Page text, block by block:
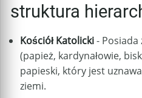
struktura
Kościół Katolicki- Posiada
(papież, kardynałowie,
papieski, który jest
ziemi.